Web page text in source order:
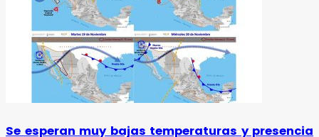
Se esperan muy bajas temperaturas y presencia